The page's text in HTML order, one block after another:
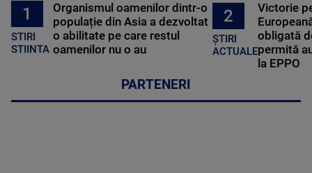
1
STIRI
STIINTA
Organismul oamenilor dintr-o
populație din Asia a dezvoltat
o abilitate pe care restul
oamenilor nu o au
2
ȘTIRI
ACTUALE
Victorie
obligată
permită
la EPPO
PARTENERI